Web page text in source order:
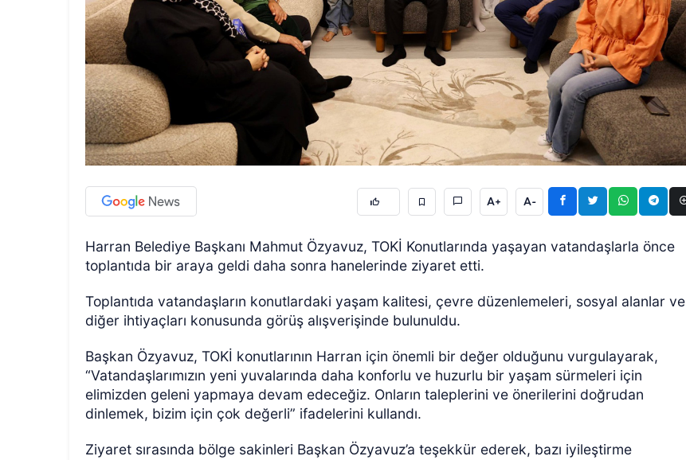
A+ A-
Harran Belediye Başkanı Mahmut Özyavuz, TOKİ Konutlarında yaşayan vatandaşlarla önce
toplantıda bir araya geldi daha sonra hanelerinde ziyaret etti.
Toplantıda vatandaşların konutlardaki yaşam kalitesi, çevre düzenlemeleri, sosyal alanlar ve
diğer ihtiyaçları konusunda görüş alışverişinde bulunuldu.
Başkan Özyavuz, TOKİ konutlarının Harran için önemli bir değer olduğunu vurgulayarak,
“Vatandaşlarımızın yeni yuvalarında daha konforlu ve huzurlu bir yaşam sürmeleri için
elimizden geleni yapmaya devam edeceğiz. Onların taleplerini ve önerilerini doğrudan
dinlemek, bizim için çok değerli” ifadelerini kullandı.
Ziyaret sırasında bölge sakinleri Başkan Özyavuz’a teşekkür ederek, bazı iyileştirme
ÖZEL HABER